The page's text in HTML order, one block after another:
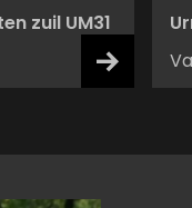
zuil UM31